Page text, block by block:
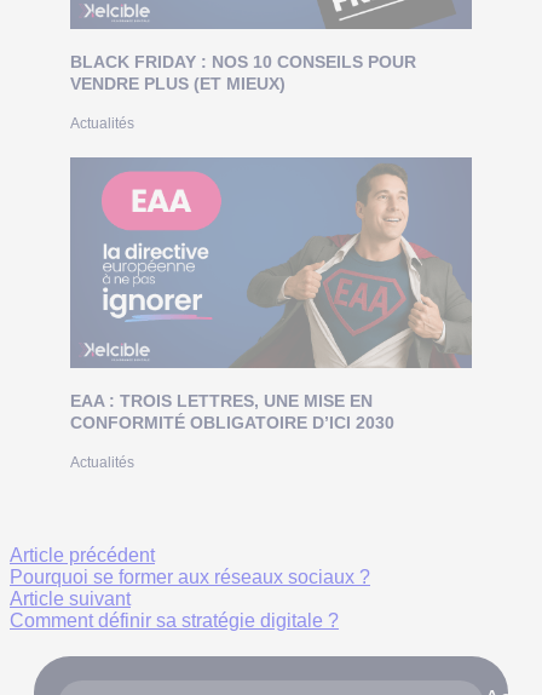
BLACK FRIDAY : NOS 10 CONSEILS POUR
VENDRE PLUS (ET MIEUX)
Actualités
EAA : TROIS LETTRES, UNE MISE EN
CONFORMITÉ OBLIGATOIRE D’ICI 2030
Actualités
Article précédent
Pourquoi se former aux réseaux sociaux ?
Article suivant
Comment définir sa stratégie digitale ?